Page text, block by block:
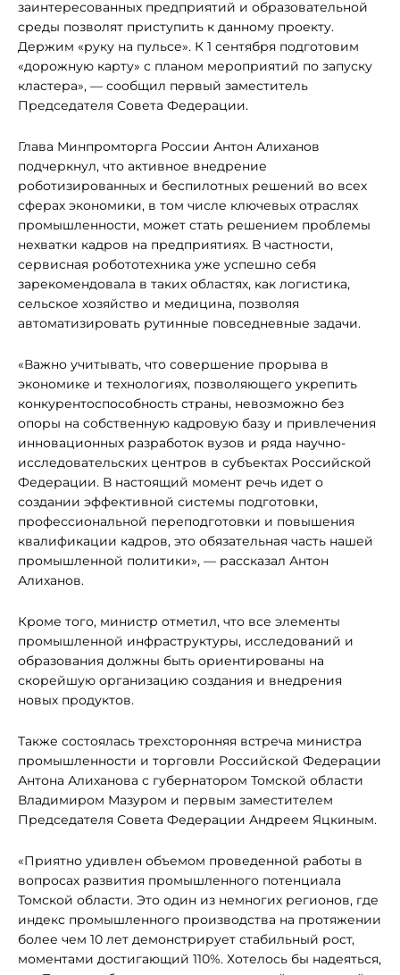
заинтересованных предприятий и образовательной
среды позволят приступить к данному проекту.
Держим «руку на пульсе». К 1 сентября подготовим
«дорожную карту» с планом мероприятий по запуску
кластера», — сообщил первый заместитель
Председателя Совета Федерации.
Глава Минпромторга России Антон Алиханов
подчеркнул, что активное внедрение
роботизированных и беспилотных решений во всех
сферах экономики, в том числе ключевых отраслях
промышленности, может стать решением проблемы
нехватки кадров на предприятиях. В частности,
сервисная робототехника уже успешно себя
зарекомендовала в таких областях, как логистика,
сельское хозяйство и медицина, позволяя
автоматизировать рутинные повседневные задачи.
«Важно учитывать, что совершение прорыва в
экономике и технологиях, позволяющего укрепить
конкурентоспособность страны, невозможно без
опоры на собственную кадровую базу и привлечения
инновационных разработок вузов и ряда научно-
исследовательских центров в субъектах Российской
Федерации. В настоящий момент речь идет о
создании эффективной системы подготовки,
профессиональной переподготовки и повышения
квалификации кадров, это обязательная часть нашей
промышленной политики», — рассказал Антон
Алиханов.
Кроме того, министр отметил, что все элементы
промышленной инфраструктуры, исследований и
образования должны быть ориентированы на
скорейшую организацию создания и внедрения
новых продуктов.
Также состоялась трехсторонняя встреча министра
промышленности и торговли Российской Федерации
Антона Алиханова с губернатором Томской области
Владимиром Мазуром и первым заместителем
Председателя Совета Федерации Андреем Яцкиным.
«Приятно удивлен объемом проведенной работы в
вопросах развития промышленного потенциала
Томской области. Это один из немногих регионов, где
индекс промышленного производства на протяжении
более чем 10 лет демонстрирует стабильный рост,
моментами достигающий 110%. Хотелось бы надеяться,